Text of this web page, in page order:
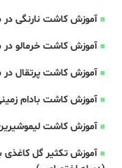
آموزش کاشت نارنگی در
آموزش کاشت خرمالو در
آموزش کاشت پرتقال در
آموزش کاشت بادام
آموزش کاشت
آموزش تکثیر گل کاغذی